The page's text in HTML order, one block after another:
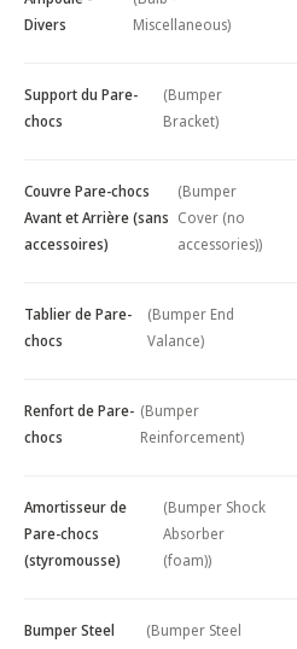
Divers
Miscellaneous)
Support du Pare-
chocs
(Bumper
Bracket)
Couvre Pare-chocs
Avant et Arrière (sans
accessoires)
(Bumper
Cover (no
accessories))
Tablier de Pare-
chocs
(Bumper End
Valance)
Renfort de Pare-
chocs
(Bumper
Reinforcement)
Amortisseur de
Pare-chocs
(styromousse)
(Bumper Shock
Absorber
(foam))
Bumper Steel
(Bumper Steel